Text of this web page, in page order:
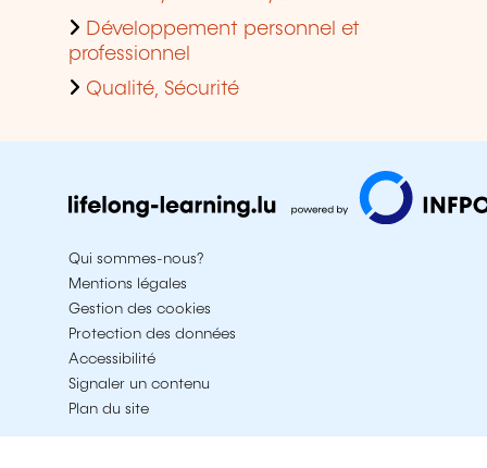
Développement personnel et
professionnel
Qualité, Sécurité
Qui sommes-nous?
Mentions légales
Gestion des cookies
Protection des données
Accessibilité
Signaler un contenu
Plan du site